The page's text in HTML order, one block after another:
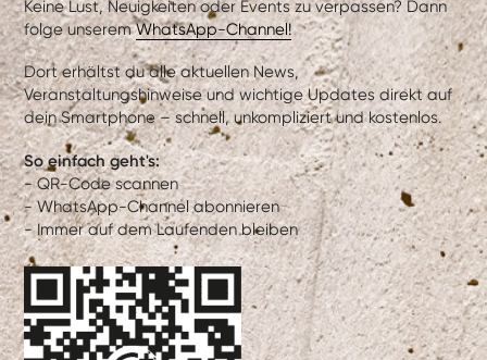
Keine Lust, Neuigkeiten oder Events zu verpassen? Dann
folge unseremWhatsApp-Channel!
Dort erhältst du alle aktuellen News,
Veranstaltungshinweise und wichtige Updates direkt auf
dein Smartphone – schnell, unkompliziert und kostenlos.
So einfach geht's:
- QR-Code scannen
- WhatsApp-Channel abonnieren
- Immer auf dem Laufenden bleiben